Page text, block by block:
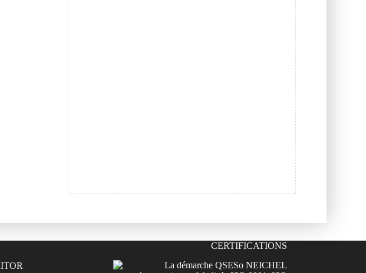
CERTIFICATIONS